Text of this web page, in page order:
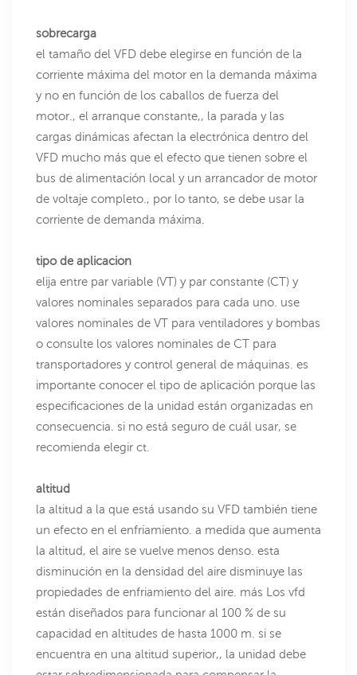
sobrecarga
el tamaño del VFD debe elegirse en función de la
corriente máxima del motor en la demanda máxima
y no en función de los caballos de fuerza del
motor., el arranque constante,, la parada y las
cargas dinámicas afectan la electrónica dentro del
VFD mucho más que el efecto que tienen sobre el
bus de alimentación local y un arrancador de motor
de voltaje completo., por lo tanto, se debe usar la
corriente de demanda máxima.
tipo de aplicacion
elija entre par variable (VT) y par constante (CT) y
valores nominales separados para cada uno. use
valores nominales de VT para ventiladores y bombas
o consulte los valores nominales de CT para
transportadores y control general de máquinas. es
importante conocer el tipo de aplicación porque las
especificaciones de la unidad están organizadas en
consecuencia. si no está seguro de cuál usar, se
recomienda elegir ct.
altitud
la altitud a la que está usando su VFD también tiene
un efecto en el enfriamiento. a medida que aumenta
la altitud, el aire se vuelve menos denso. esta
disminución en la densidad del aire disminuye las
propiedades de enfriamiento del aire. más Los vfd
están diseñados para funcionar al 100 % de su
capacidad en altitudes de hasta 1000 m. si se
encuentra en una altitud superior,, la unidad debe